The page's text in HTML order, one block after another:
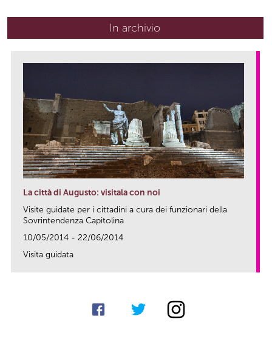
In archivio
La città di Augusto: visitala con noi
Visite guidate per i cittadini a cura dei funzionari della
Sovrintendenza Capitolina
10/05/2014 - 22/06/2014
Visita guidata